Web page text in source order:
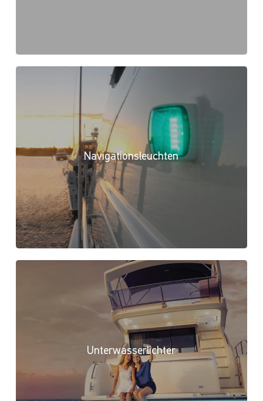
Navigationsleuchten
Unterwasserlichter